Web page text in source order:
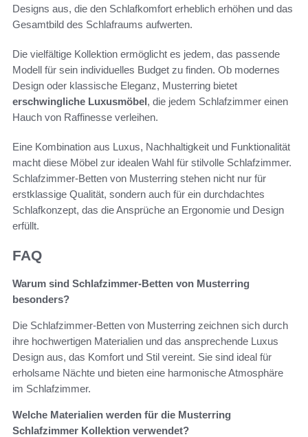
Designs aus, die den Schlafkomfort erheblich erhöhen und das
Gesamtbild des Schlafraums aufwerten.
Die vielfältige Kollektion ermöglicht es jedem, das passende
Modell für sein individuelles Budget zu finden. Ob modernes
Design oder klassische Eleganz, Musterring bietet
erschwingliche Luxusmöbel, die jedem Schlafzimmer einen
Hauch von Raffinesse verleihen.
Eine Kombination aus Luxus, Nachhaltigkeit und Funktionalität
macht diese Möbel zur idealen Wahl für stilvolle Schlafzimmer.
Schlafzimmer-Betten von Musterring stehen nicht nur für
erstklassige Qualität, sondern auch für ein durchdachtes
Schlafkonzept, das die Ansprüche an Ergonomie und Design
erfüllt.
FAQ
Warum sind Schlafzimmer-Betten von Musterring
besonders?
Die Schlafzimmer-Betten von Musterring zeichnen sich durch
ihre hochwertigen Materialien und das ansprechende Luxus
Design aus, das Komfort und Stil vereint. Sie sind ideal für
erholsame Nächte und bieten eine harmonische Atmosphäre
im Schlafzimmer.
Welche Materialien werden für die Musterring
Schlafzimmer Kollektion verwendet?